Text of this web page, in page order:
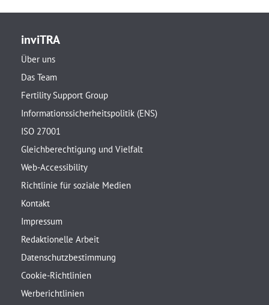
inviTRA
Über uns
Das Team
Fertility Support Group
Informationssicherheitspolitik (ENS)
ISO 27001
Gleichberechtigung und Vielfalt
Web-Accessibility
Richtlinie für soziale Medien
Kontakt
Impressum
Redaktionelle Arbeit
Datenschutzbestimmung
Cookie-Richtlinien
Werberichtlinien